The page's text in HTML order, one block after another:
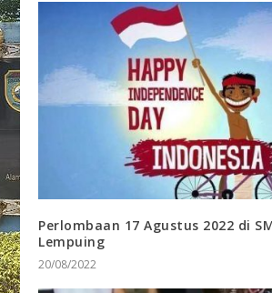
Perlombaan 17 Agustus 2022 di
Lempuing
20/08/2022